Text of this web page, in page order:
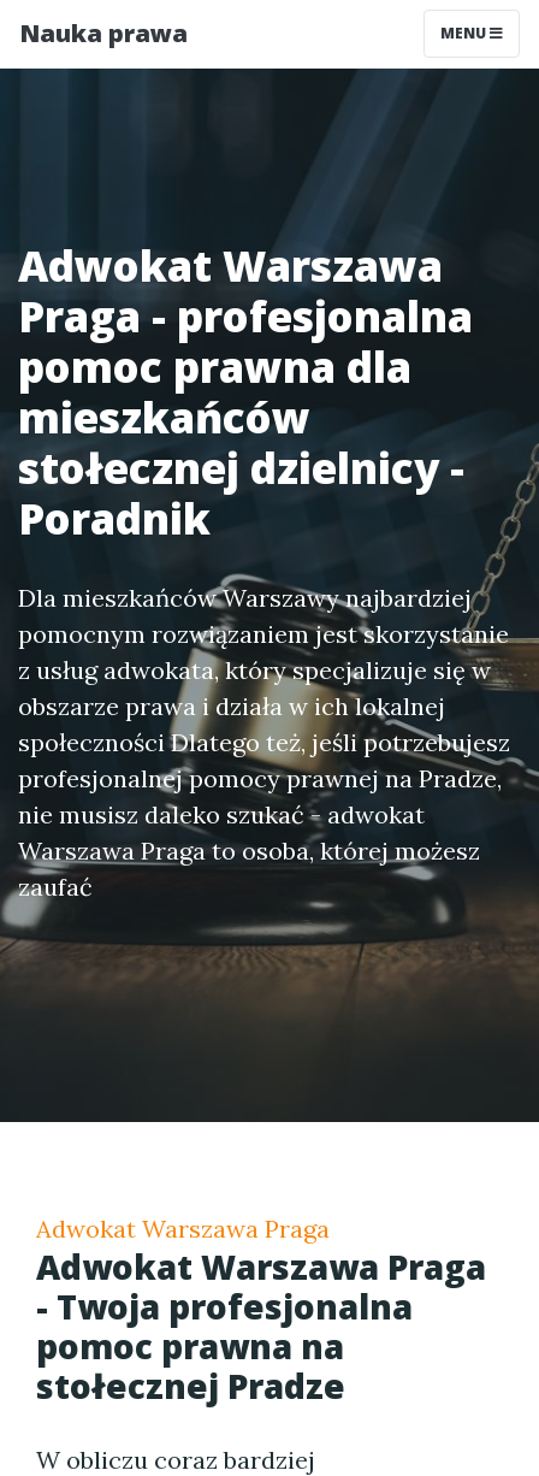
Nauka prawa MENU
Adwokat Warszawa
Praga - profesjonalna
pomoc prawna dla
mieszkańców
stołecznej dzielnicy -
Poradnik
Dla mieszkańców Warszawy najbardziej
pomocnym rozwiązaniem jest skorzystanie
z usług adwokata, który specjalizuje się w
obszarze prawa i działa w ich lokalnej
społeczności Dlatego też, jeśli potrzebujesz
profesjonalnej pomocy prawnej na Pradze,
nie musisz daleko szukać - adwokat
Warszawa Praga to osoba, której możesz
zaufać
Adwokat Warszawa Praga
Adwokat Warszawa Praga
- Twoja profesjonalna
pomoc prawna na
stołecznej Pradze
W obliczu coraz bardziej